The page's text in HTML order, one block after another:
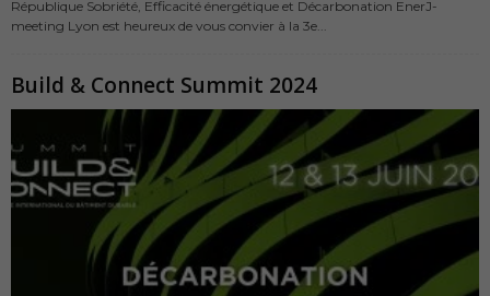
République Sobriété, Efficacité énergétique et Décarbonation EnerJ-
meeting Lyon est heureux de vous convier à la 3e...
Build & Connect Summit 2024